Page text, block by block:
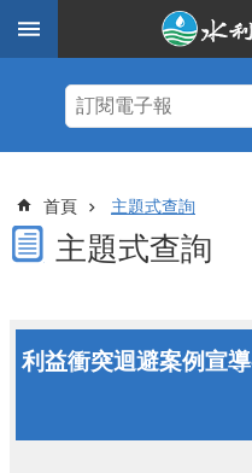
跳到主要內容區塊
題
式
查
期
報
首頁 主題式查詢
主題式查詢
利益衝突迴避案例宣